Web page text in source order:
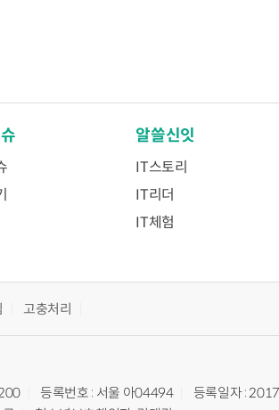
알쓸신잇
IT스토리
IT리더
IT체험
고충처리
등록번호 : 서울 아04494
등록일자 :